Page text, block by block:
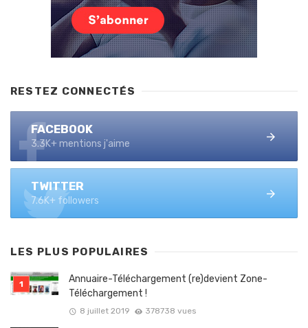
RESTEZ CONNECTÉS
FACEBOOK
3.3K+ mentions j'aime
TWITTER
7.6K+ followers
LES PLUS POPULAIRES
Annuaire-Téléchargement (re)devient Zone-
Téléchargement !
8 juillet 2019 378738 vues